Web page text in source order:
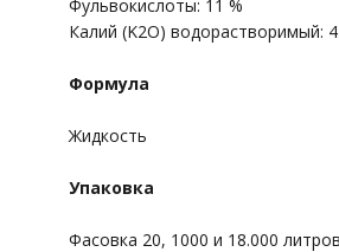
Фульвокислоты: 11 %
Калий (K2O) водорастворимый:
Формула
Жидкость
Упаковка
Фасовка 20, 1000 и 18.000 литров